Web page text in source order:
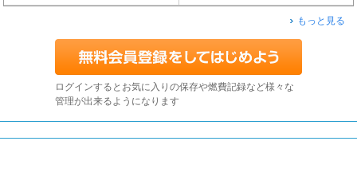
もっと見る
ログインするとお気に入りの保存や燃費記録など様々な
管理が出来るようになります